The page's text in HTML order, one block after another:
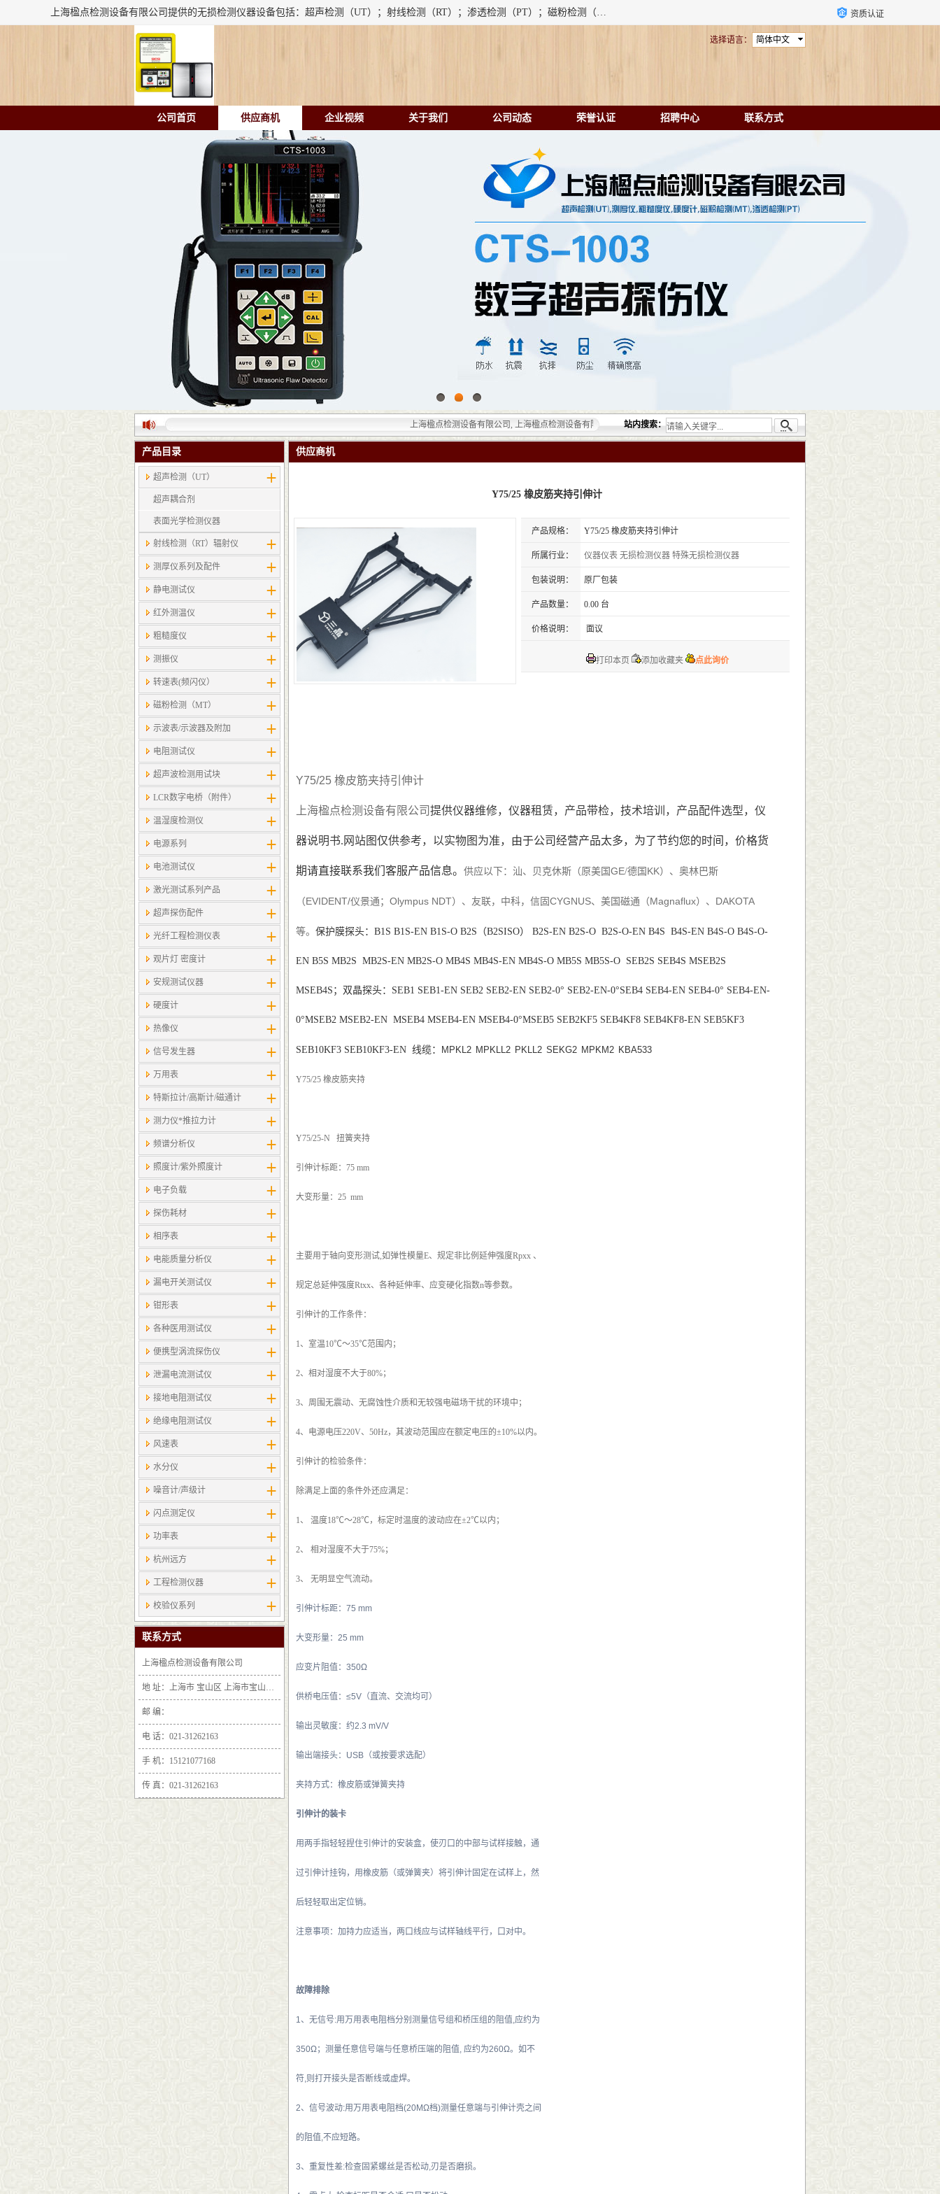
上海楹点检测设备有限公司提供的无损检测仪器设备包括：超声检测（UT）；射线检测（RT）；渗透检测（PT）；磁粉检测（MT）；涡流检测（ET）；化学用品（CH）、超声波相控阵、超声波测厚仪、超声导波、超声TOFD探伤仪、超声波探头、涡流探伤仪、涡流探头、涡流阵列、磁粉探伤机。代理以下品牌：汕超、美国GE(德国KK）、奥林巴斯（Olympus NDT）、美国磁通（Magnaflux）、DAKOTA等； 资质认证
简体中文
选择语言：
公司首页 供应商机 企业视频 关于我们 公司动态 荣誉认证 招聘中心 联系方式
上海楹点检测设备有限公司, 上海楹点检测设备有限公司提供的无损检测仪器设备包括：超声检测（UT）；射线检测（RT）；渗透检测（PT）
站内搜索：
产品目录
超声检测（UT）
超声耦合剂
表面光学检测仪器
射线检测（RT）辐射仪
测厚仪系列及配件
静电测试仪
红外测温仪
粗糙度仪
测振仪
转速表(频闪仪）
磁粉检测（MT）
示波表/示波器及附加
电阻测试仪
超声波检测用试块
LCR数字电桥（附件）
温湿度检测仪
电源系列
电池测试仪
激光测试系列产品
超声探伤配件
光纤工程检测仪表
观片灯 密度计
安规测试仪器
硬度计
热像仪
信号发生器
万用表
特斯拉计/高斯计​/磁通计
测力仪*推拉力计
频谱分析仪
照度计/紫外照度计
电子负载
探伤耗材
相序表
电能质量分析仪
漏电开关测试仪
钳形表
各种医用测试仪
便携型涡流探伤仪
泄漏电流测试仪
接地电阻测试仪
绝缘电阻测试仪
风速表
水分仪
噪音计/声级计
闪点测定仪
功率表
杭州远方
工程检测仪器
校验仪系列
联系方式
上海楹点检测设备有限公司
地 址：上海市 宝山区 上海市宝山区沪太路6397号1-2层F25区1011室
邮 编：
电 话：021-31262163
手 机：15121077168
传 真：021-31262163
供应商机
Y75/25 橡皮筋夹持引伸计
产品规格： Y75/25 橡皮筋夹持引伸计
所属行业： 仪器仪表 无损检测仪器 特殊无损检测仪器
包装说明： 原厂包装
产品数量： 0.00 台
价格说明： 面议
打印本页 添加收藏夹 点此询价
Y75/25 橡皮筋夹持引伸计
上海楹点检测设备有限公司 提供仪器维修， 仪器租赁， 产品带检，技术培训，产品配件选型，仪
器说明书.网站图仅供参考，以实物图为准， 由于公司经营产品太多，为了节约您的时间， 价格货
期请直接联系我们客服产品信息。 供应以下：汕、 贝克休斯（原美国GE/德国KK） 、奥林巴斯
（EVIDENT/仪景通 ； Olympus NDT）、 友联，中科， 信固 CYGNUS、 美国磁通（Magnaflux）、 DAKOTA
等。 保护膜探头： B1S B1S-EN B1S-O B2S （B2SISO） B2S-EN B2S-O B2S-O-EN B4S B4S-EN B4S-O B4S-O-
EN B5S MB2S MB2S-EN MB2S-O MB4S MB4S-EN MB4S-O MB5S MB5S-O SEB2S SEB4S MSEB2S
MSEB4S； 双晶探头： SEB1 SEB1-EN SEB2 SEB2-EN SEB2-0° SEB2-EN-0°SEB4 SEB4-EN SEB4-0° SEB4-EN-
0°MSEB2 MSEB2-EN MSEB4 MSEB4-EN MSEB4-0°MSEB5 SEB2KF5 SEB4KF8 SEB4KF8-EN SEB5KF3
SEB10KF3 SEB10KF3-EN 线缆： MPKL2 MPKLL2 PKLL2 SEKG2 MPKM2 KBA533
Y75/25 橡皮筋夹持
Y75/25-N 扭簧夹持
引伸计标距：75 mm
大变形量：25 mm
主要用于轴向变形测试,如弹性模量E、规定非比例延伸强度Rpxx 、
规定总延伸强度Rtxx、各种延伸率、应变硬化指数n等参数。
引伸计的工作条件：
1、室温10℃～35℃范围内；
2、相对湿度不大于80%；
3、周围无震动、无腐蚀性介质和无较强电磁场干扰的环境中；
4、电源电压220V、50Hz，其波动范围应在额定电压的±10%以内。
引伸计的检验条件：
除满足上面的条件外还应满足：
1、 温度18℃～28℃，标定时温度的波动应在±2℃以内；
2、 相对湿度不大于75%；
3、 无明显空气流动。
引伸计标距：75 mm
大变形量：25 mm
应变片阻值：350Ω
供桥电压值：≤5V（直流、交流均可）
输出灵敏度：约2.3 mV/V
输出端接头：USB（或按要求选配）
夹持方式：橡皮筋或弹簧夹持
引伸计的装卡
用两手指轻轻捏住引伸计的安装盒，使刃口的中部与试样接触，通
过引伸计挂钩，用橡皮筋（或弹簧夹）将引伸计固定在试样上，然
后轻轻取出定位销。
注意事项：加持力应适当，两口线应与试样轴线平行，口对中。
故障排除
1、无信号:用万用表电阻档分别测量信号组和桥压组的阻值,应约为
350Ω；测量任意信号端与任意桥压端的阻值, 应约为260Ω。如不
符,则打开接头是否断线或虚焊。
2、信号波动:用万用表电阻档(20MΩ档)测量任意端与引伸计壳之间
的阻值,不应短路。
3、重复性差:检查固紧螺丝是否松动,刃是否磨损。